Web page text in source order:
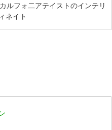
ルフォ二アテイストのインテリ
ネイト